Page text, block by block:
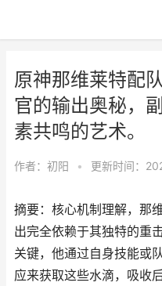
原神那维莱特配
官的输出奥秘，
素共鸣的艺术。
作者： 初阳 • 更新时间：
摘要：核心机制理解，那
出完全依赖于其独特的重
关键，他通过自身技能或
应来获取这些水滴，吸收